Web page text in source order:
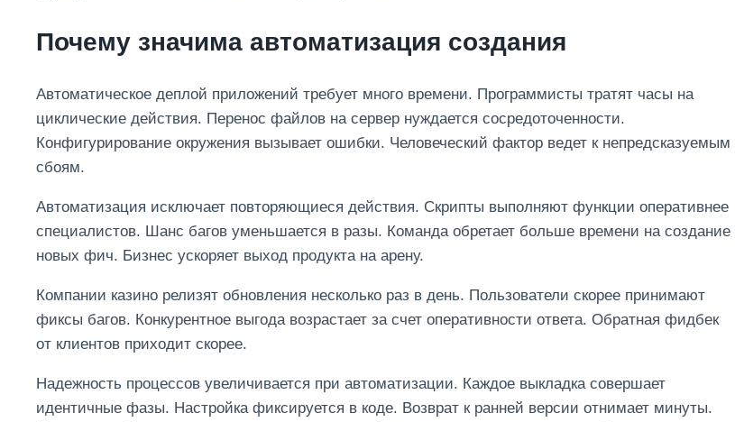
Почему значима автоматизация создания
Автоматическое деплой приложений требует много времени. Программисты тратят часы на
циклические действия. Перенос файлов на сервер нуждается сосредоточенности.
Конфигурирование окружения вызывает ошибки. Человеческий фактор ведет к непредсказуемым
сбоям.
Автоматизация исключает повторяющиеся действия. Скрипты выполняют функции оперативнее
специалистов. Шанс багов уменьшается в разы. Команда обретает больше времени на создание
новых фич. Бизнес ускоряет выход продукта на арену.
Компании казино релизят обновления несколько раз в день. Пользователи скорее принимают
фиксы багов. Конкурентное выгода возрастает за счет оперативности ответа. Обратная фидбек
от клиентов приходит скорее.
Надежность процессов увеличивается при автоматизации. Каждое выкладка совершает
идентичные фазы. Настройка фиксируется в коде. Возврат к ранней версии отнимает минуты.